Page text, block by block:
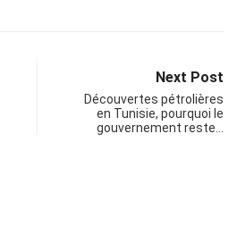
Next Post
Découvertes pétrolières
en Tunisie, pourquoi le
gouvernement reste…